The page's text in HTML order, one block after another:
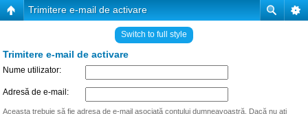
Trimitere e-mail de activare
Switch to full style
Trimitere e-mail de activare
Nume utilizator:
Adresă de e-mail:
Aceasta trebuie să fie adresa de e-mail asociată contului dumneavoastră. Dacă nu aţi